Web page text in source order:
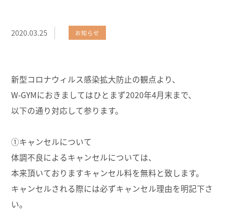
2020.03.25 お知らせ
新型コロナウィルス感染拡大防止の観点より、
W-GYMにおきましてはひとまず2020年4月末まで、
以下の通り対応して参ります。
①キャンセルについて
体調不良によるキャンセルについては、
本来頂いておりますキャンセル料を無料と致します。
キャンセルされる際には必ずキャンセル理由を明記下さ
い。